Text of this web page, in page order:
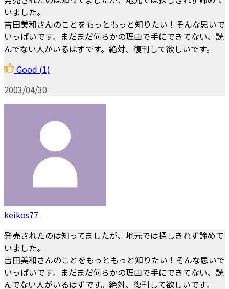
いました。
吉田美和さんのことをもっともっと知りたい！そんな思いで
いっぱいです。まだまだ何らかの理由で手にできてない、読
んでない人がいるはずです。絶対、復刊して欲しいです。
Good (1)
2003/04/30
keikos77
発売されたのは知ってましたが、地元では探しきれず諦めて
いました。
吉田美和さんのことをもっともっと知りたい！そんな思いで
いっぱいです。まだまだ何らかの理由で手にできてない、読
んでない人がいるはずです。絶対、復刊して欲しいです。